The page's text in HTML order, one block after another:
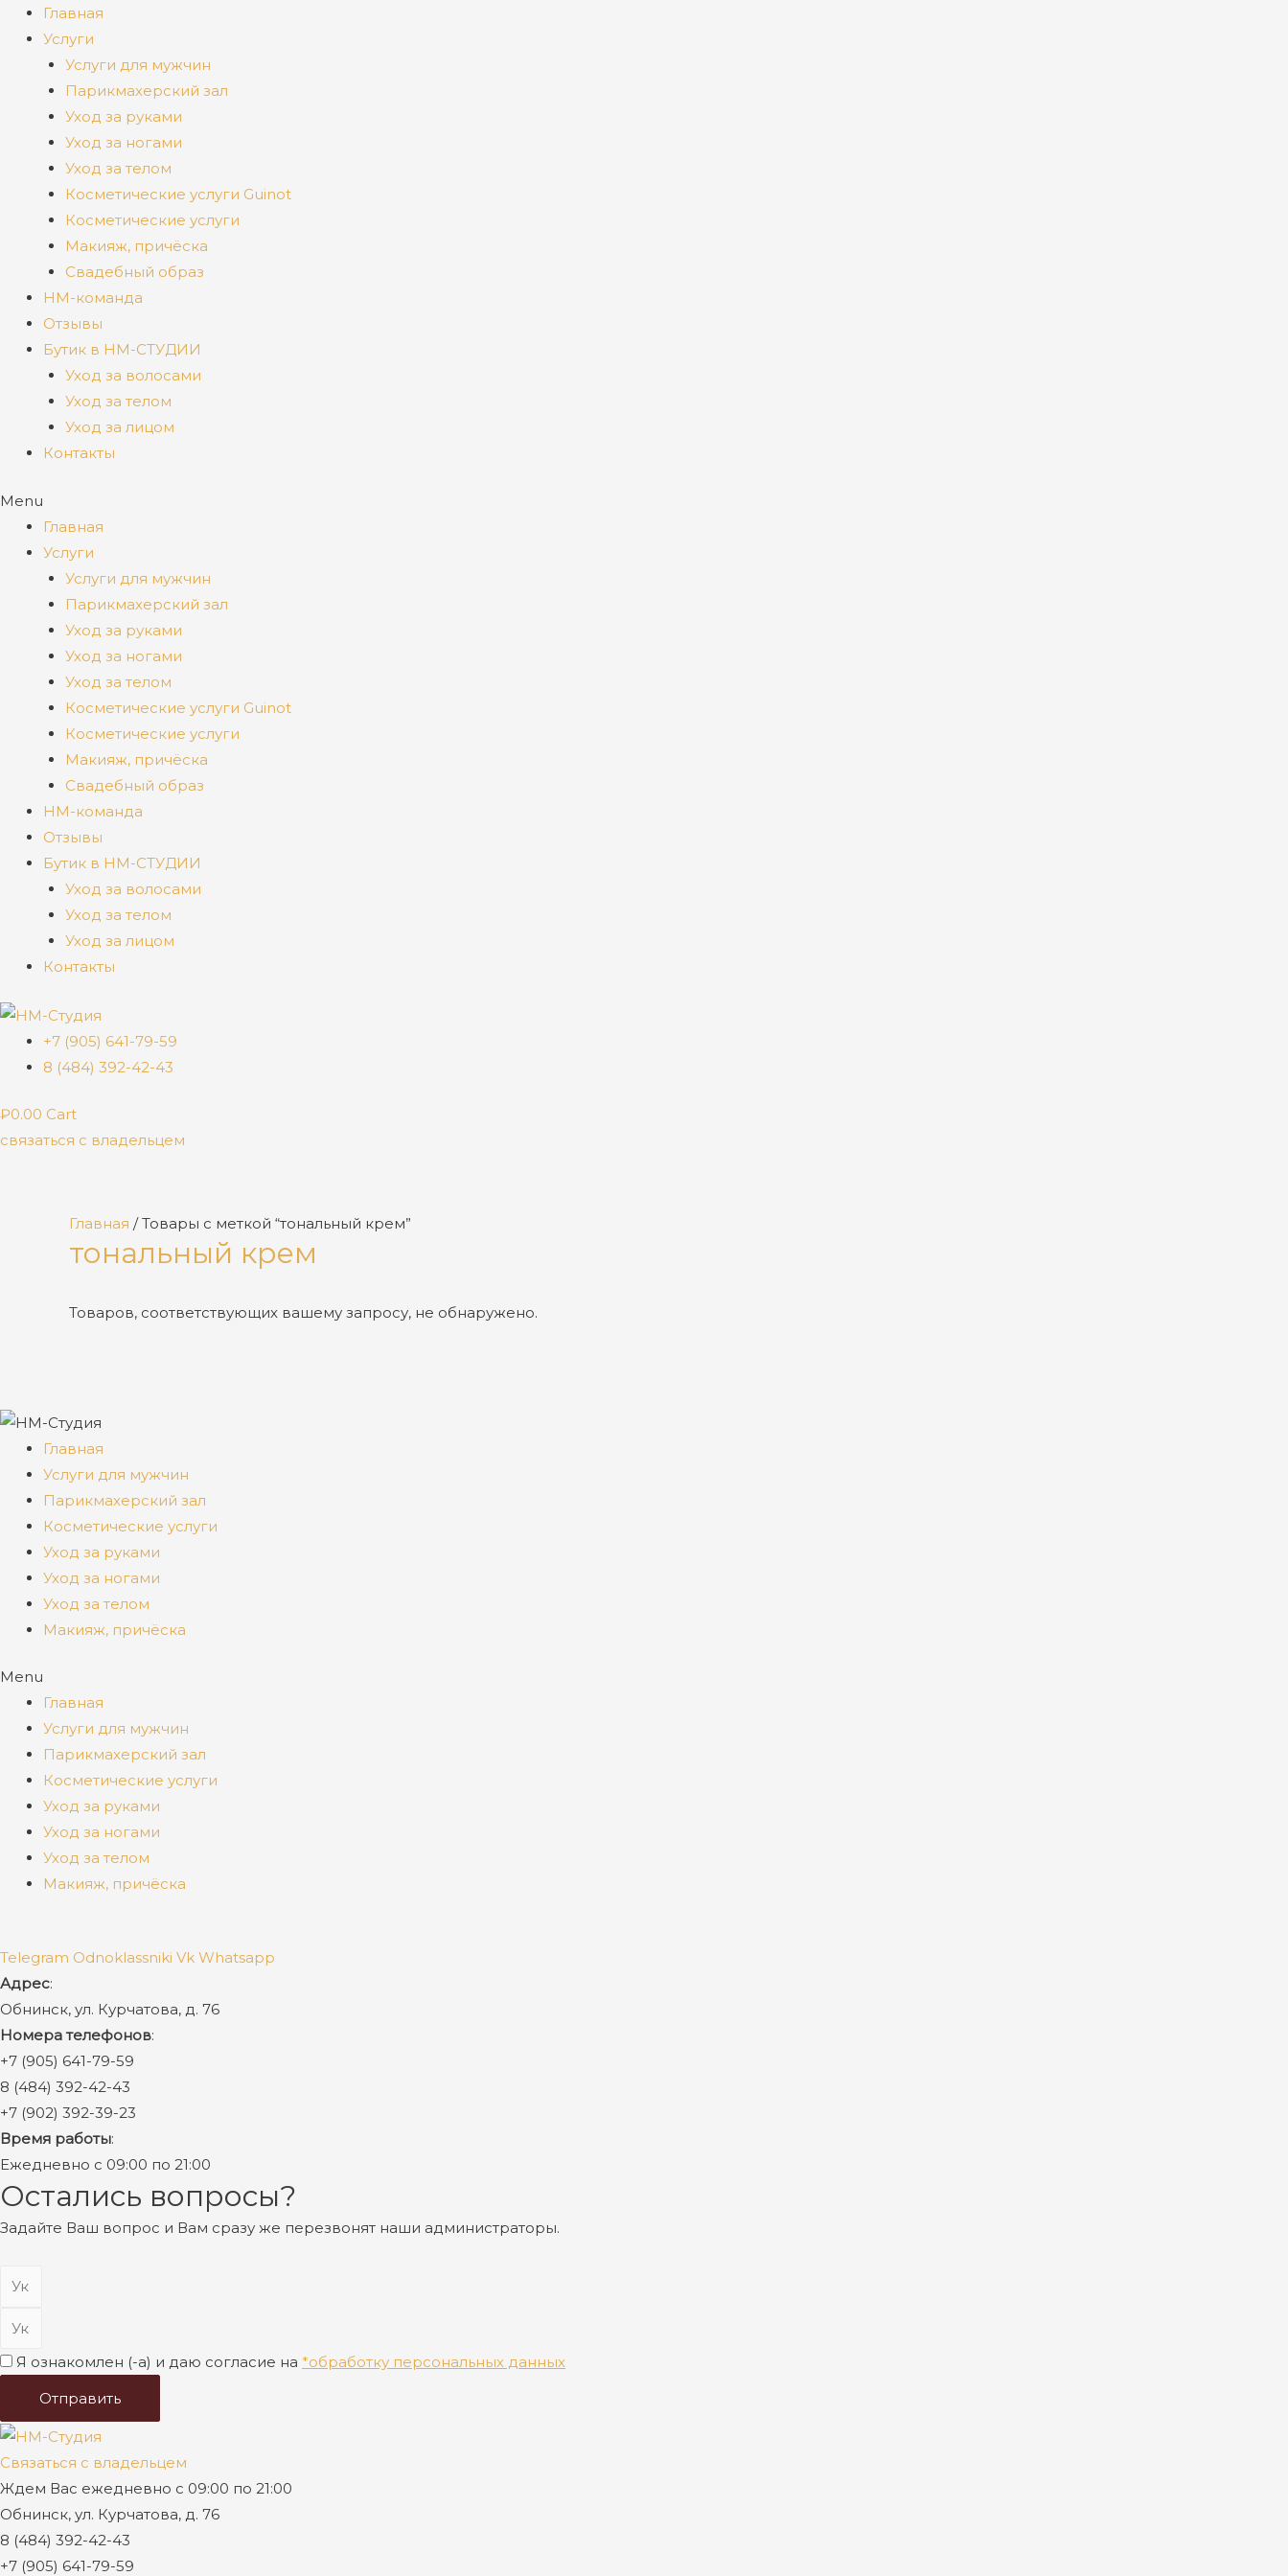
Главная
Услуги
Услуги для мужчин
Парикмахерский зал
Уход за руками
Уход за ногами
Уход за телом
Косметические услуги Guinot
Косметические услуги
Макияж, причёска
Свадебный образ
НМ-команда
Отзывы
Бутик в НМ-СТУДИИ
Уход за волосами
Уход за телом
Уход за лицом
Контакты
Menu
Главная
Услуги
Услуги для мужчин
Парикмахерский зал
Уход за руками
Уход за ногами
Уход за телом
Косметические услуги Guinot
Косметические услуги
Макияж, причёска
Свадебный образ
НМ-команда
Отзывы
Бутик в НМ-СТУДИИ
Уход за волосами
Уход за телом
Уход за лицом
Контакты
+7 (905) 641-79-59
8 (484) 392-42-43
₽0.00 Cart
связаться с владельцем
Главная / Товары с меткой “тональный крем”
тональный крем
Товаров, соответствующих вашему запросу, не обнаружено.
Главная
Услуги для мужчин
Парикмахерский зал
Косметические услуги
Уход за руками
Уход за ногами
Уход за телом
Макияж, причёска
Menu
Главная
Услуги для мужчин
Парикмахерский зал
Косметические услуги
Уход за руками
Уход за ногами
Уход за телом
Макияж, причёска
Telegram Odnoklassniki Vk Whatsapp
Адрес:
Обнинск, ул. Курчатова, д. 76
Номера телефонов:
+7 (905) 641-79-59
8 (484) 392-42-43
+7 (902) 392-39-23
Время работы:
Ежедневно с 09:00 по 21:00
Остались вопросы?
Задайте Ваш вопрос и Вам сразу же перезвонят наши администраторы.
Я ознакомлен (-а) и даю согласие на *обработку персональных данных
Отправить
Связаться с владельцем
Ждем Вас ежедневно с 09:00 по 21:00
Обнинск, ул. Курчатова, д. 76
8 (484) 392-42-43
+7 (905) 641-79-59